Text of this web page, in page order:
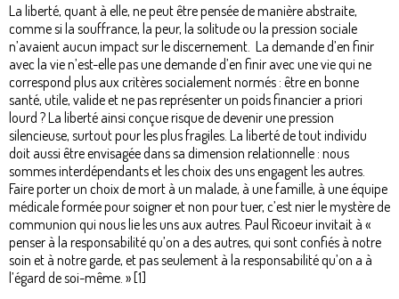
La liberté, quant à elle, ne peut être pensée de manière abstraite,
comme si la souffrance, la peur, la solitude ou la pression sociale
n’avaient aucun impact sur le discernement. La demande d’en finir
avec la vie n’est-elle pas une demande d’en finir avec une vie qui ne
correspond plus aux critères socialement normés : être en bonne
santé, utile, valide et ne pas représenter un poids financier a priori
lourd ? La liberté ainsi conçue risque de devenir une pression
silencieuse, surtout pour les plus fragiles. La liberté de tout individu
doit aussi être envisagée dans sa dimension relationnelle : nous
sommes interdépendants et les choix des uns engagent les autres.
Faire porter un choix de mort à un malade, à une famille, à une équipe
médicale formée pour soigner et non pour tuer, c’est nier le mystère de
communion qui nous lie les uns aux autres. Paul Ricoeur invitait à «
penser à la responsabilité qu’on a des autres, qui sont confiés à notre
soin et à notre garde, et pas seulement à la responsabilité qu’on a à
l’égard de soi-même. » [1]